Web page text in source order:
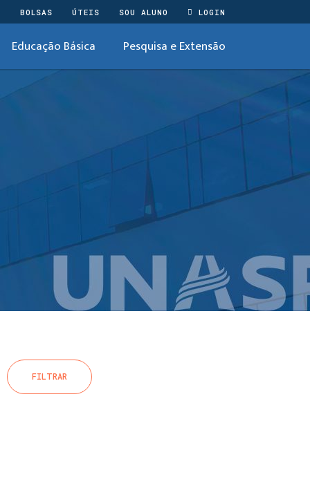
BOLSAS ÚTEIS SOU ALUNO LOGIN
Educação Básica Pesquisa e Extensão
FILTRAR